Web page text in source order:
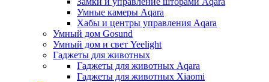
Умные камеры Aqara
Хабы и центры управления Aqara
Умный дом Gosund
Умный дом и свет Yeelight
Гаджеты для животных
Гаджеты для животных Aqara
Гаджеты для животных Xiaomi